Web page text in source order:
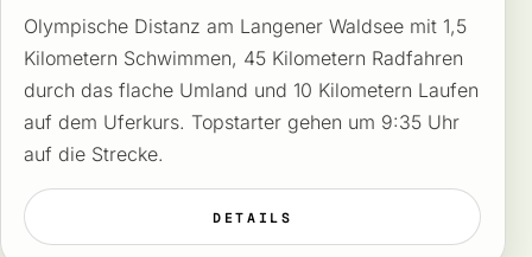
Olympische Distanz am Langener Waldsee mit 1,5
Kilometern Schwimmen, 45 Kilometern Radfahren
durch das flache Umland und 10 Kilometern Laufen
auf dem Uferkurs. Topstarter gehen um 9:35 Uhr
auf die Strecke.
DETAILS